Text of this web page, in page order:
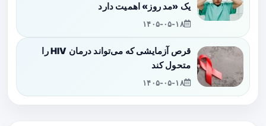
یک «مد روز» اهمیت دارد
۱۴۰۵-۰۵-۱۸
قرص آزمایشی که می‌تواند درمان HIV را
متحول کند
۱۴۰۵-۰۵-۱۸